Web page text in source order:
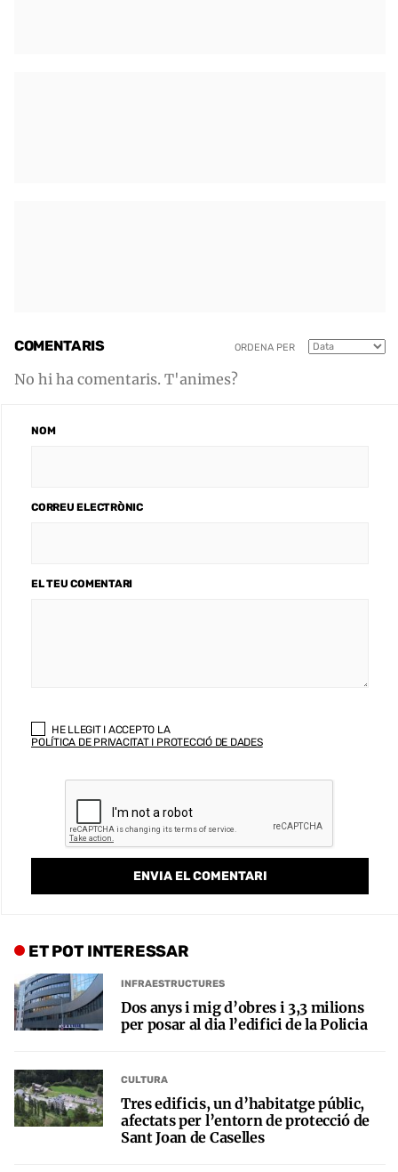
COMENTARIS ORDENA PER
No hi ha comentaris. T'animes?
NOM
CORREU ELECTRÒNIC
EL TEU COMENTARI
HE LLEGIT I ACCEPTO LA
POLÍTICA DE PRIVACITAT I PROTECCIÓ DE DADES
ET POT INTERESSAR
INFRAESTRUCTURES
Dos anys i mig d’obres i 3,3 milions
per posar al dia l’edifici de la Policia
CULTURA
Tres edificis, un d’habitatge públic,
afectats per l’entorn de protecció de
Sant Joan de Caselles